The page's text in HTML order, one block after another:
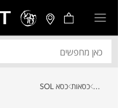
... כסאות כסא SOL